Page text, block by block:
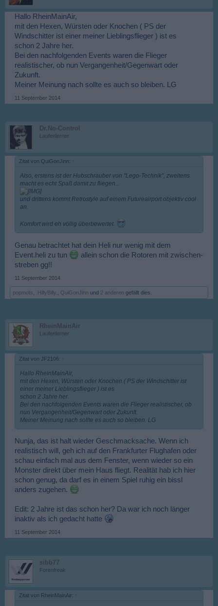
Hallo RheinMainAir,
mit den Hexen, Würsten oder Knochen ( PS der
Windschitter ist einer meiner Lieblingsflieger ) ist es
schon 2 Jahre her.
Bei den nachfolgenden Events waren die Flieger
realistischer, ob nun Vergangenheit/Gegenwart oder
Zukunft.
Meiner Meinung nach sollte es auch so bleiben. LG
11 September 2014
Dr.No-Control
Laufenlerner
Zitat von QuiGonJinn: ↑
Also, erstens ist der Hubschrauber von "Lego-Technik", zweitens
macht es echt Spaß damit zu fliegen...
und drittens kommt Retrostyle auf einem Futureairport objektiv cool
an.
Komfort wird eh völlig überbewertet.
Genau betrachtet hat dein Heli nur wenig mit dem
Event.heli zu tun
allein schon die Rotoren mit zwischen-
streben gg!!
11 September 2014
popmots .HillyBilly. QuiGonJinn und 2 anderen gefällt dies.
RheinMainAir
Laufenlerner
Zitat von JF2106: ↑
Hallo RheinMainAir,
mit den Hexen, Würsten oder Knochen ( PS der Windschitter ist
einer meiner Lieblingsflieger ) ist es
schon 2 Jahre her.
Bei den nachfolgenden Events waren die Flieger realistischer, ob
nun Vergangenheit/Gegenwart oder Zukunft.
Meiner Meinung nach sollte es auch so bleiben. LG
Nunja, das ist halt wieder Geschmacksache. Wenn ich
realistisch will, geh ich auf den Frankfurter Flughafen oder
schau einfach mal aus dem Fenster, wenn wieder so ein
Monster direkt über mein Haus fliegt. Realität hab ich hier
schon genug, da darf es in einem Spiel ruhig ein bissl
anders zugehen.
Edit: 2 Jahre ist das schon her? Da war ich noch länger
inaktiv als ich gedacht hatte
11 September 2014
sibb77
Forenfreak
Zitat von RheinMainAir: ↑